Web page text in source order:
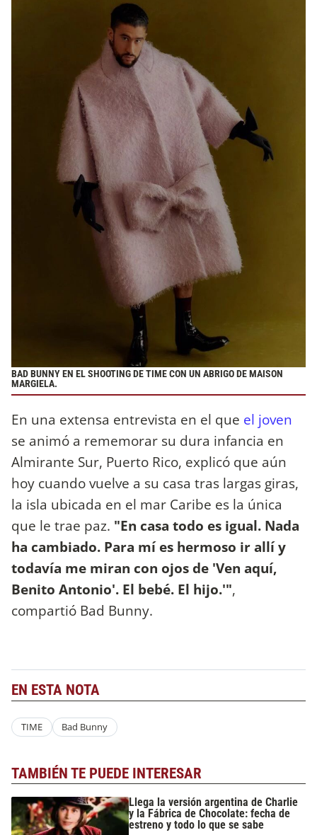
BAD BUNNY EN EL SHOOTING DE TIME CON UN ABRIGO DE MAISON
MARGIELA.
En una extensa entrevista en el que el joven
se animó a rememorar su dura infancia en
Almirante Sur, Puerto Rico, explicó que aún
hoy cuando vuelve a su casa tras largas giras,
la isla ubicada en el mar Caribe es la única
que le trae paz. "En casa todo es igual. Nada
ha cambiado. Para mí es hermoso ir allí y
todavía me miran con ojos de 'Ven aquí,
Benito Antonio'. El bebé. El hijo.'",
compartió Bad Bunny.
EN ESTA NOTA
TIME Bad Bunny
TAMBIÉN TE PUEDE INTERESAR
Llega la versión argentina de Charlie
y la Fábrica de Chocolate: fecha de
estreno y todo lo que se sabe